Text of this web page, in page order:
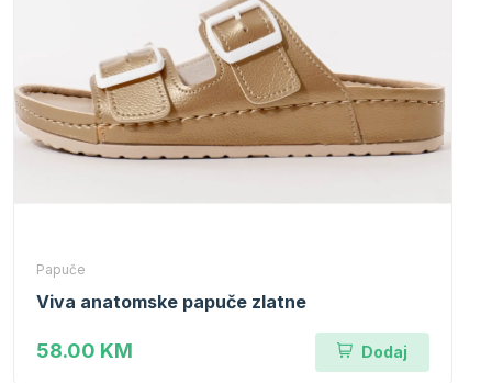
Papuče
Viva anatomske papuče zlatne
58.00 KM Dodaj